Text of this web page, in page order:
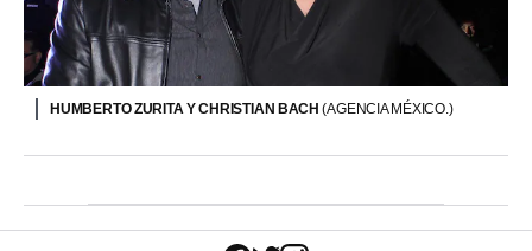
HUMBERTO ZURITA Y CHRISTIAN BACH(AGENCIA MÉXICO.)